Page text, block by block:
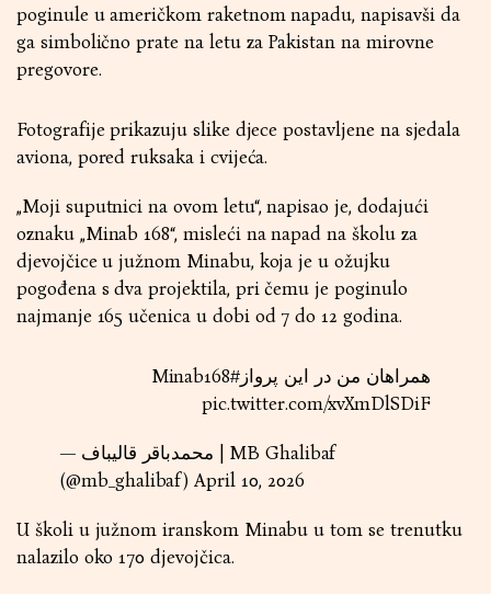
poginule u američkom raketnom napadu, napisavši da
ga simbolično prate na letu za Pakistan na mirovne
pregovore.
Fotografije prikazuju slike djece postavljene na sjedala
aviona, pored ruksaka i cvijeća.
„Moji suputnici na ovom letu“, napisao je, dodajući
oznaku „Minab 168“, misleći na napad na školu za
djevojčice u južnom Minabu, koja je u ožujku
pogođena s dva projektila, pri čemu je poginulo
najmanje 165 učenica u dobi od 7 do 12 godina.
همراهان من در این پرواز #Minab168
pic.twitter.com/xvXmDlSDiF
— محمدباقر قالیباف | MB Ghalibaf
(@mb_ghalibaf)April 10, 2026
U školi u južnom iranskom Minabu u tom se trenutku
nalazilo oko 170 djevojčica.